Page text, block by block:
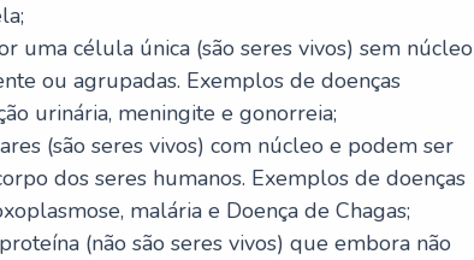
uma célula única (são seres vivos) sem núcleo
ou agrupadas. Exemplos de doenças
urinária, meningite e gonorreia;
(são seres vivos) com núcleo e podem ser
dos seres humanos. Exemplos de doenças
malária e Doença de Chagas;
(não são seres vivos) que embora não